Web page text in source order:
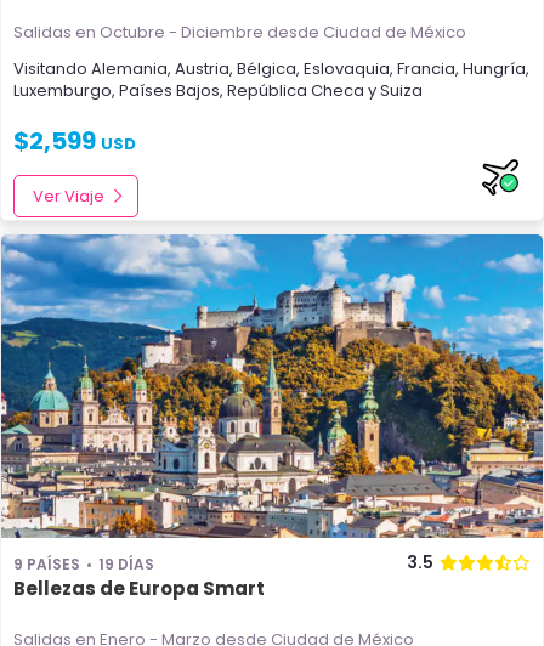
Salidas en Octubre - Diciembre desde Ciudad de México
Visitando Alemania, Austria, Bélgica, Eslovaquia, Francia, Hungría,
Luxemburgo, Países Bajos, República Checa ySuiza
$2,599 USD
Ver Viaje
9 PAÍSES 19 DÍAS 3.5
Bellezas de Europa Smart
Salidas en Enero - Marzo desde Ciudad de México